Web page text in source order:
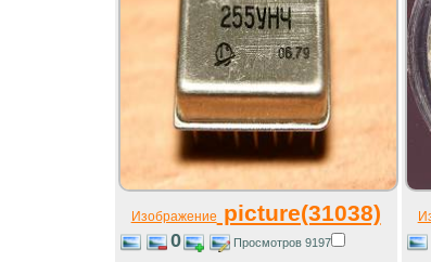
Изображение picture(31038)
0 Просмотров 9197